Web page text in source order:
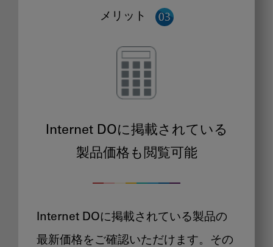
メリット
Internet DOに掲載されている
製品価格も閲覧可能
Internet DOに掲載されている製品の
最新価格をご確認いただけます。その